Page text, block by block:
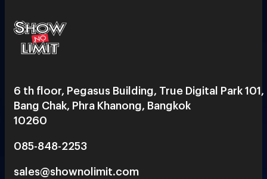
6 th floor, Pegasus Building, True Digital Park 101,
Bang Chak, Phra Khanong, Bangkok
10260
085-848-2253
sales@shownolimit.com